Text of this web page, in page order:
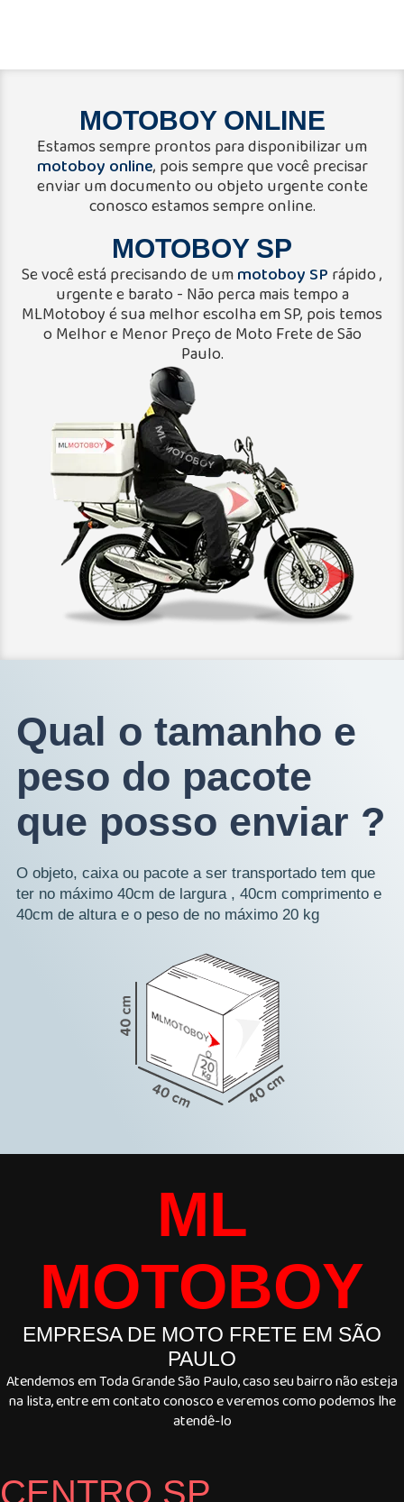
MOTOBOY ONLINE
Estamos sempre prontos para disponibilizar um
motoboy online, pois sempre que você precisar
enviar um documento ou objeto urgente conte
conosco estamos sempre online.
MOTOBOY SP
Se você está precisando de ummotoboy SP rápido ,
urgente e barato - Não perca mais tempo a
MLMotoboy é sua melhor escolha em SP, pois temos
o Melhor e Menor Preço de Moto Frete de São
Paulo.
Qual o tamanho e
peso do pacote
que posso enviar ?
O objeto, caixa ou pacote a ser transportado tem que
ter no máximo 40cm de largura , 40cm comprimento e
40cm de altura e o peso de no máximo 20 kg
ML
MOTOBOY
EMPRESA DE MOTO FRETE EM SÃO
PAULO
Atendemos em Toda Grande São Paulo, caso seu bairro não esteja
na lista, entre em contato conosco e veremos como podemos lhe
atendê-lo
CENTRO SP